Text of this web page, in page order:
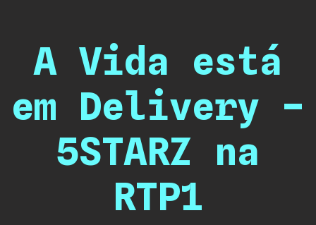
A Vida está
em Delivery –
5STARZ na
RTP1